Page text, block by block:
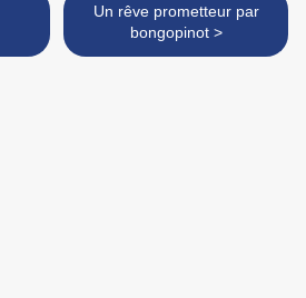
Un rêve prometteur par
bongopinot >